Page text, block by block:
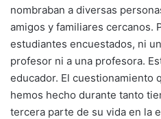
nombraban a diversas
amigos y familiares cercanos.
estudiantes encuestados, ni
profesor ni a una profesora.
educador. El cuestionamiento
hemos hecho durante tanto
tercera parte de su vida en la